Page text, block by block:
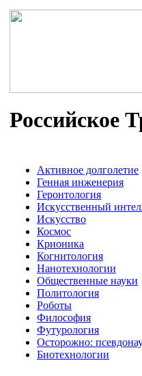
Российское
Активное долголетие
Генная инженерия
Геронтология
Искусственный
Искусство
Космос
Крионика
Когнитология
Нанотехнологии
Общественные науки
Политология
Роботы
Философия
Футурология
Осторожно:
Биотехнологии